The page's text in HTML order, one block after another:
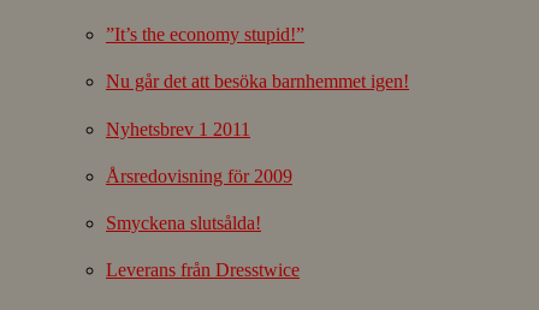
”It’s the economy stupid!”
Nu går det att besöka barnhemmet igen!
Nyhetsbrev 1 2011
Årsredovisning för 2009
Smyckena slutsålda!
Leverans från Dresstwice